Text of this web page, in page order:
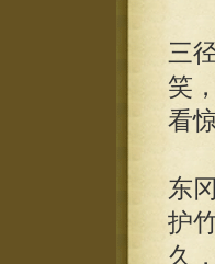
三
笑
看
东
护
久